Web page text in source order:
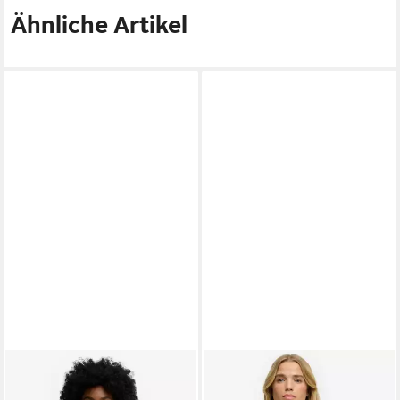
Ähnliche Artikel
SUPERDRY
Kapuzensweatshirt Sd&co
SUPERDRYSweatshirt
UVP64,99 €